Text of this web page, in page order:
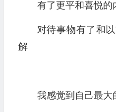
有了更平和喜悦的
对待事物有了和
解
我感觉到自己最大